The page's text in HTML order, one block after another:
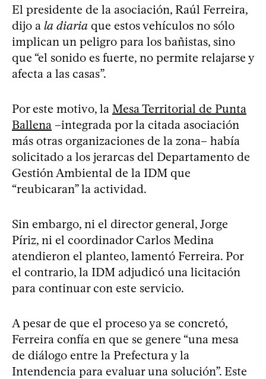
El presidente de la asociación, Raúl Ferreira,
dijo a la diaria que estos vehículos no sólo
implican un peligro para los bañistas, sino
que “el sonido es fuerte, no permite relajarse y
afecta a las casas”.
Por este motivo, la Mesa Territorial de Punta
Ballena –integrada por la citada asociación
más otras organizaciones de la zona– había
solicitado a los jerarcas del Departamento de
Gestión Ambiental de la IDM que
“reubicaran” la actividad.
Sin embargo, ni el director general, Jorge
Píriz, ni el coordinador Carlos Medina
atendieron el planteo, lamentó Ferreira. Por
el contrario, la IDM adjudicó una licitación
para continuar con este servicio.
A pesar de que el proceso ya se concretó,
Ferreira confía en que se genere “una mesa
de diálogo entre la Prefectura y la
Intendencia para evaluar una solución”. Este